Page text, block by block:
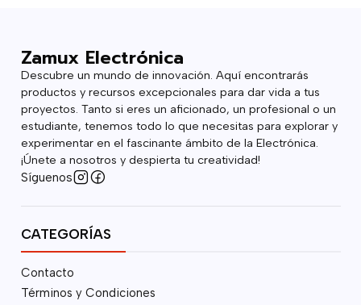
Zamux Electrónica
Descubre un mundo de innovación. Aquí encontrarás
productos y recursos excepcionales para dar vida a tus
proyectos. Tanto si eres un aficionado, un profesional o un
estudiante, tenemos todo lo que necesitas para explorar y
experimentar en el fascinante ámbito de la Electrónica.
¡Únete a nosotros y despierta tu creatividad!
Síguenos
CATEGORÍAS
Contacto
Términos y Condiciones